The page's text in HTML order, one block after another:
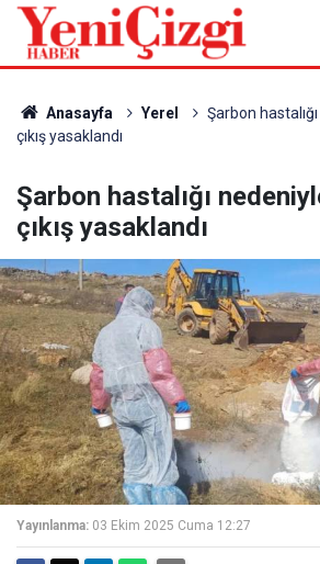
Anasayfa Yerel
Şarbon
çıkış yasaklandı
Şarbon hastalığı
çıkış yasaklandı
Yayınlanma: 03 Ekim 2025 Cuma 12:27